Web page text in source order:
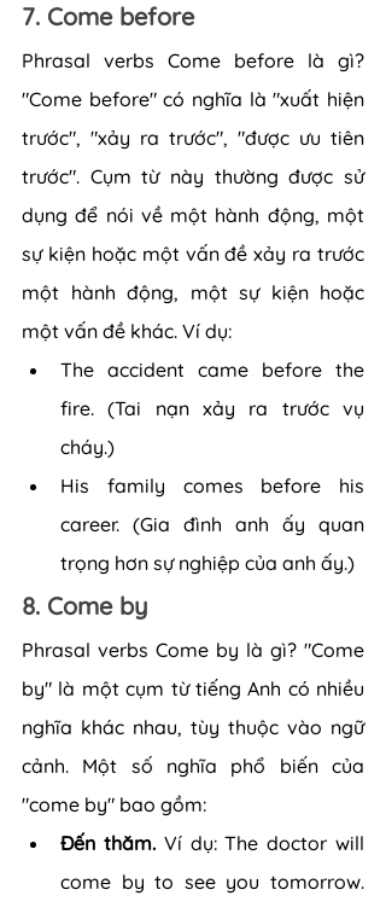
7. Come before
Phrasal verbs Come before là gì?
"Come before" có nghĩa là "xuất hiện
trước", "xảy ra trước", "được ưu tiên
trước". Cụm từ này thường được sử
dụng để nói về một hành động, một
sự kiện hoặc một vấn đề xảy ra trước
một hành động, một sự kiện hoặc
một vấn đề khác. Ví dụ:
The accident came before the
fire. (Tai nạn xảy ra trước vụ
cháy.)
His family comes before his
career. (Gia đình anh ấy quan
trọng hơn sự nghiệp của anh ấy.)
8. Come by
Phrasal verbs Come by là gì? "Come
by" là một cụm từ tiếng Anh có nhiều
nghĩa khác nhau, tùy thuộc vào ngữ
cảnh. Một số nghĩa phổ biến của
"come by" bao gồm:
Đến thăm. Ví dụ: The doctor will
come by to see you tomorrow.